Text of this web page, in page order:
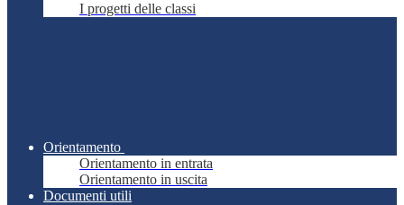
I progetti delle classi
Orientamento
Orientamento in entrata
Orientamento in uscita
Documenti utili